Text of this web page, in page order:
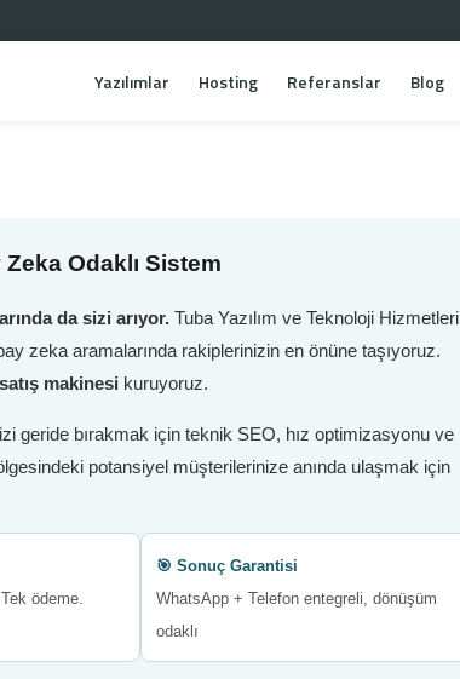
Yazılımlar Hosting Referanslar Blog
Odaklı Sistem
da sizi arıyor. Tuba Yazılım ve Teknoloji Hizmetleri
zeka aramalarında rakiplerinizin en önüne taşıyoruz.
makinesi kuruyoruz.
geride bırakmak için teknik SEO, hız optimizasyonu ve
potansiyel müşterilerinize anında ulaşmak için
ödeme.
🎯 Sonuç Garantisi
WhatsApp + Telefon entegreli, dönüşüm
odaklı